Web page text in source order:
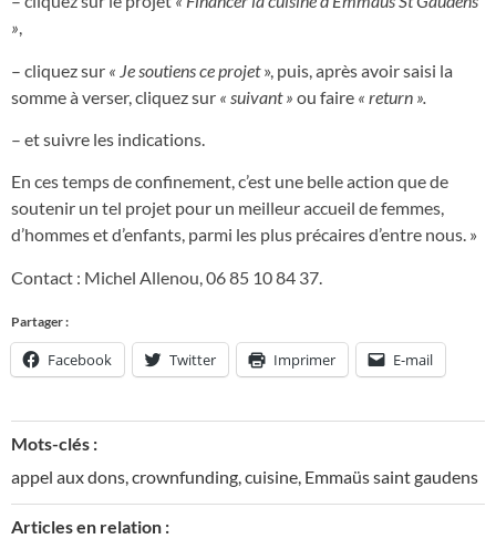
»,
– cliquez sur « Je soutiens ce projet», puis, après avoir saisi la
somme à verser, cliquez sur « suivant » ou faire « return ».
– et suivre les indications.
En ces temps de confinement, c’est une belle action que de
soutenir un tel projet pour un meilleur accueil de femmes,
d’hommes et d’enfants, parmi les plus précaires d’entre nous. »
Contact : Michel Allenou, 06 85 10 84 37.
Partager :
Facebook Twitter Imprimer E-mail
Mots-clés :
appel aux dons,crownfunding,cuisine, Emmaüs saint gaudens
Articles en relation :